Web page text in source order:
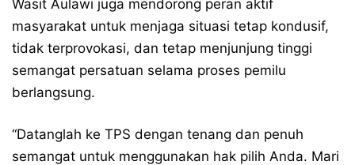
Wasit Aulawi juga mendorong peran aktif
masyarakat untuk menjaga situasi tetap kondusif,
tidak terprovokasi, dan tetap menjunjung tinggi
semangat persatuan selama proses pemilu
berlangsung.
“Datanglah ke TPS dengan tenang dan penuh
semangat untuk menggunakan hak pilih Anda. Mari